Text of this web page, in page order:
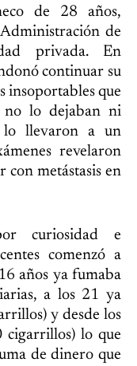
de 28 años,
de
privada. En
continuar su
insoportables que
no lo dejaban ni
lo llevaron a un
revelaron
con metástasis en
curiosidad e
comenzó a
años ya fumaba
a los 21 ya
y desde los
cigarrillos) lo que
de dinero que